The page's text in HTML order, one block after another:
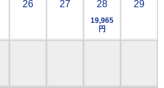
26 27 28
19,965
円
29